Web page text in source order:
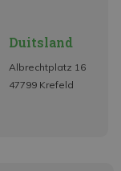
Duitsland
Albrechtplatz 16
47799 Krefeld